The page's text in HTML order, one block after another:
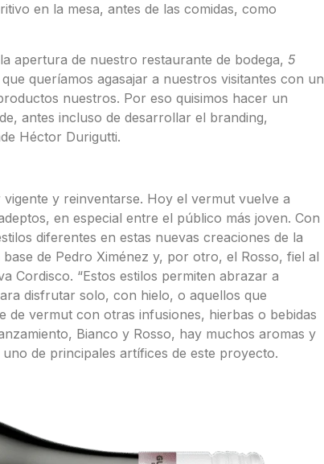
en la mesa, antes de las comidas, como
apertura de nuestro restaurante de bodega, 5
queríamos agasajar a nuestros visitantes con un
nuestros. Por eso quisimos hacer un
antes incluso de desarrollar el branding,
Héctor Durigutti.
y reinventarse. Hoy el vermut vuelve a
en especial entre el público más joven. Con
diferentes en estas nuevas creaciones de la
de Pedro Ximénez y, por otro, el Rosso, fiel al
Cordisco. “Estos estilos permiten abrazar a
disfrutar solo, con hielo, o aquellos que
vermut con otras infusiones, hierbas o bebidas
Bianco y Rosso, hay muchos aromas y
de principales artífices de este proyecto.